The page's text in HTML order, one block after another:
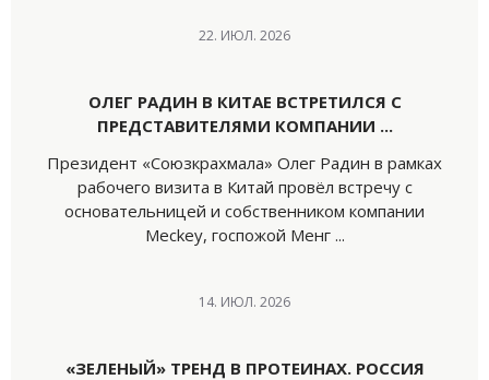
22. ИЮЛ. 2026
ОЛЕГ РАДИН В КИТАЕ ВСТРЕТИЛСЯ С
ПРЕДСТАВИТЕЛЯМИ КОМПАНИИ ...
Президент «Союзкрахмала» Олег Радин в рамках
рабочего визита в Китай провёл встречу с
основательницей и собственником компании
Meckey, госпожой Менг ...
14. ИЮЛ. 2026
«ЗЕЛЕНЫЙ» ТРЕНД В ПРОТЕИНАХ. РОССИЯ